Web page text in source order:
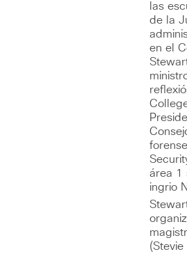
las
de la
en el
área 1
ingrio